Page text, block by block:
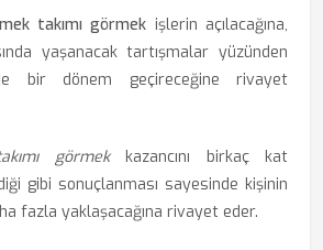
takımı görmek işlerin açılacağına,
yaşanacak tartışmalar yüzünden
bir dönem geçireceğine rivayet
görmekkazancını birkaç kat
gibi sonuçlanması sayesinde kişinin
fazla yaklaşacağına rivayet eder.